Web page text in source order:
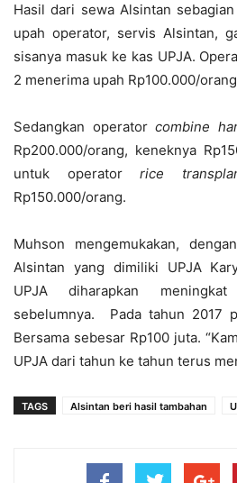
Hasil dari sewa Alsintan
upah operator, servis Alsintan,
sisanya masuk ke kas UPJA.
2 menerima upah Rp100.000/
Sedangkan operatorcombine
Rp200.000/orang, keneknya
untuk operatorrice
Rp150.000/orang.
Muhson mengemukakan,
Alsintan yang dimiliki UPJA
UPJA diharapkan
sebelumnya. Pada tahun 2017
Bersama sebesar Rp100 juta.
UPJA dari tahun ke tahun terus
TAGS Alsintan beri hasil tambahan